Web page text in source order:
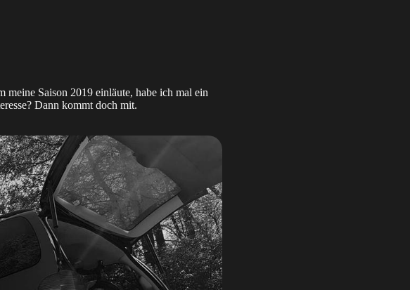
Saison 2019 einläute, habe ich mal ein
Dann kommt doch mit.